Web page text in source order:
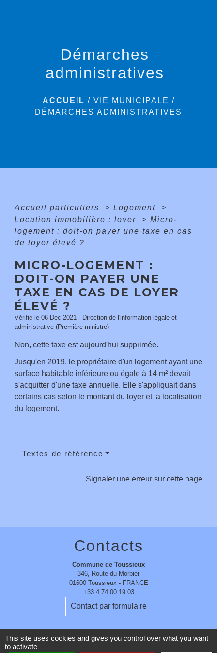
Démarches
administratives
ACCUEIL / VIE MUNICIPALE /
DÉMARCHES ADMINISTRATIVES
Accueil particuliers > Logement
>
Location immobilière : loyer
> Micro-
logement : doit-on payer une taxe en cas
de loyer élevé ?
MICRO-LOGEMENT :
DOIT-ON PAYER UNE
TAXE EN CAS DE LOYER
ÉLEVÉ ?
Vérifié le 06 Dec 2021 - Direction de l'information légale et
administrative (Première ministre)
Non, cette taxe est aujourd'hui supprimée.
Jusqu'en 2019, le propriétaire d'un logement ayant une
surface habitable inférieure ou égale à 14 m² devait
s'acquitter d'une taxe annuelle. Elle s'appliquait dans
certains cas selon le montant du loyer et la localisation
du logement.
Textes de référence
Signaler une erreur sur cette page
Contacts
Commune de Toussieux
346, Route du Morbier
01600 Toussieux - FRANCE
+33 4 74 00 19 03
Contact par formulaire
This site uses cookies and gives you control over what you want
to activate